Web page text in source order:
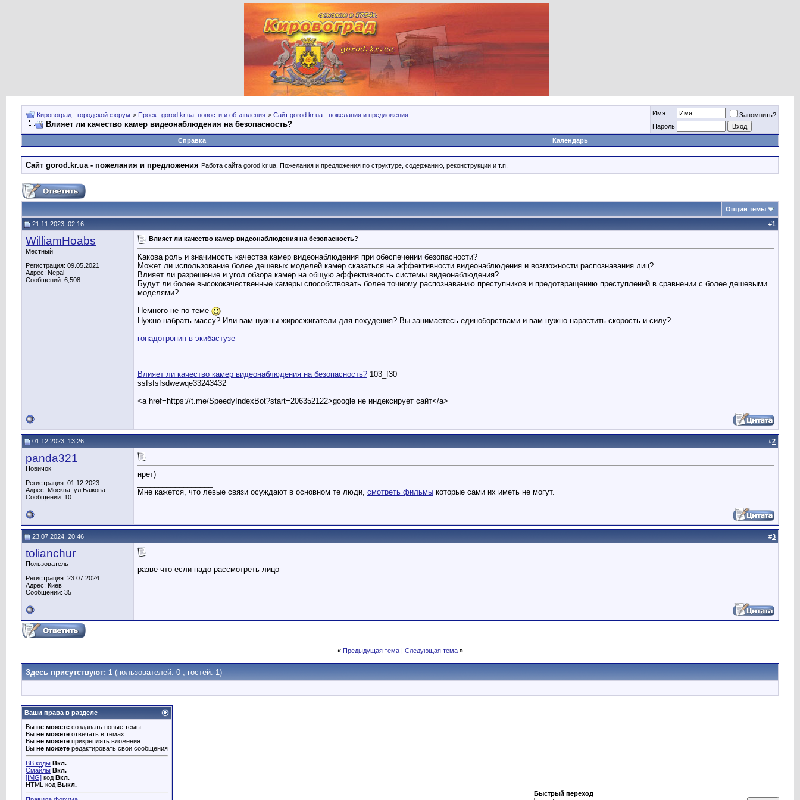
Кировоград - городской форум > Проект gorod.kr.ua: новости и объявления > Сайт gorod.kr.ua - пожелания и предложения
Влияет ли качество камер видеонаблюдения на безопасность?
Имя
Запомнить?
Пароль
Справка
Календарь
Сайт gorod.kr.ua - пожелания и предложения Работа сайта gorod.kr.ua. Пожелания и предложения по структуре, содержанию, реконструкции и т.п.
Опции темы
21.11.2023, 02:16 #1
WilliamHoabs
Местный
Регистрация: 09.05.2021
Адрес: Nepal
Сообщений: 6,508
Влияет ли качество камер видеонаблюдения на безопасность?
Какова роль и значимость качества камер видеонаблюдения при обеспечении безопасности?
Может ли использование более дешевых моделей камер сказаться на эффективности видеонаблюдения и возможности распознавания лиц?
Влияет ли разрешение и угол обзора камер на общую эффективность системы видеонаблюдения?
Будут ли более высококачественные камеры способствовать более точному распознаванию преступников и предотвращению преступлений в сравнении с более дешевыми
моделями?
Немного не по теме
Нужно набрать массу? Или вам нужны жиросжигатели для похудения? Вы занимаетесь единоборствами и вам нужно нарастить скорость и силу?
гонадотропин в экибастузе
Влияет ли качество камер видеонаблюдения на безопасность? 103_f30
ssfsfsfsdwewqe33243432
<a href=https://t.me/SpeedyIndexBot?start=206352122>google не индексирует сайт</a>
01.12.2023, 13:26 #2
panda321
Новичок
Регистрация: 01.12.2023
Адрес: Москва, ул.Бажова
Сообщений: 10
нрет)
Мне кажется, что левые связи осуждают в основном те люди, смотреть фильмы которые сами их иметь не могут.
23.07.2024, 20:46 #3
tolianchur
Пользователь
Регистрация: 23.07.2024
Адрес: Киев
Сообщений: 35
разве что если надо рассмотреть лицо
« Предыдущая тема| Следующая тема »
Здесь присутствуют: 1 (пользователей: 0 , гостей: 1)
Ваши права в разделе
Вы не можете создавать новые темы
Вы не можете отвечать в темах
Вы не можете прикреплять вложения
Вы не можете редактировать свои сообщения
BB коды Вкл.
Смайлы Вкл.
[IMG] код Вкл.
HTML код Выкл.
Быстрый переход